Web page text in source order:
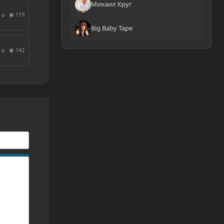
Михаил Круг
Big Baby Tape
↓ ◉ 119
↓ ◉ 142